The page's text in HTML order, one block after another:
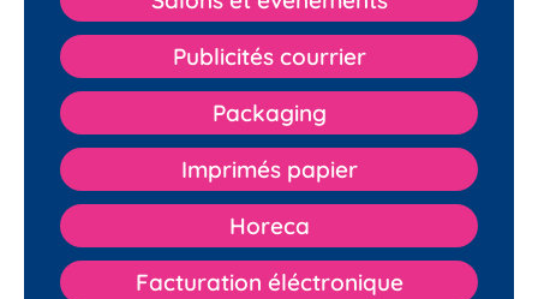
Publicités courrier
Packaging
Imprimés papier
Horeca
Facturation éléctronique